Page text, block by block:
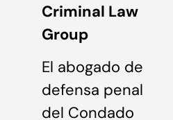
Criminal Law
Group
El abogado de
defensa penal
del Condado